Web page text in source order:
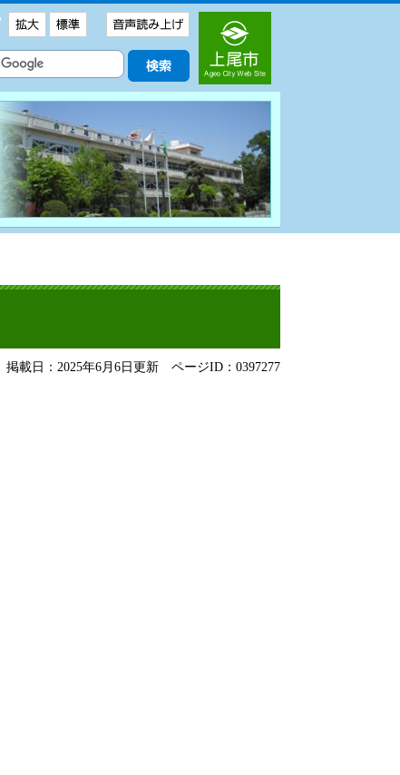
掲載日：2025年6月6日更新 ページID：0397277